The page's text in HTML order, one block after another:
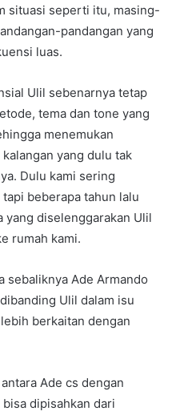
situasi seperti itu, masing-
pandangan yang
luas.
Ulil sebenarnya tetap
tema dan tone yang
menemukan
yang dulu tak
Dulu kami sering
beberapa tahun lalu
yang diselenggarakan Ulil
rumah kami.
sebaliknya Ade Armando
Ulil dalam isu
berkaitan dengan
Ade cs dengan
dipisahkan dari